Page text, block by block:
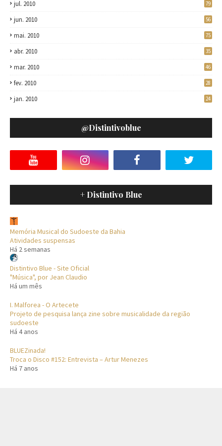
jul. 2010 79
jun. 2010 56
mai. 2010 75
abr. 2010 35
mar. 2010 46
fev. 2010 28
jan. 2010 24
@distintivoblue
+ Distintivo Blue
Memória Musical do Sudoeste da Bahia
Atividades suspensas
Há 2 semanas
Distintivo Blue - Site Oficial
"Música", por Jean Claudio
Há um mês
I. Malforea - O Artecete
Projeto de pesquisa lança zine sobre musicalidade da região
sudoeste
Há 4 anos
BLUEZinada!
Troca o Disco #152: Entrevista – Artur Menezes
Há 7 anos